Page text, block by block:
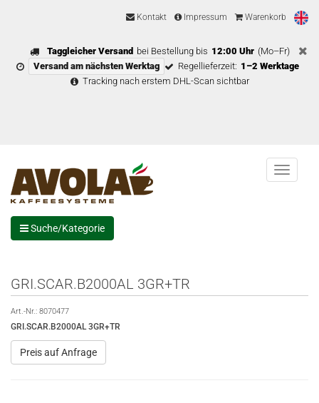
Kontakt Impressum Warenkorb
Taggleicher Versand bei Bestellung bis 12:00 Uhr (Mo–Fr)
Versand am nächsten Werktag
Regellieferzeit: 1–2 Werktage
Tracking nach erstem DHL-Scan sichtbar
Menu
Suche/Kategorie
GRI.SCAR.B2000AL 3GR+TR
Art.-Nr.: 8070477
GRI.SCAR.B2000AL 3GR+TR
Preis auf Anfrage